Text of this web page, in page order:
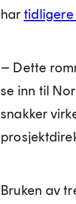
hartidligere
– Dette
se inn til
snakker
Bruken av